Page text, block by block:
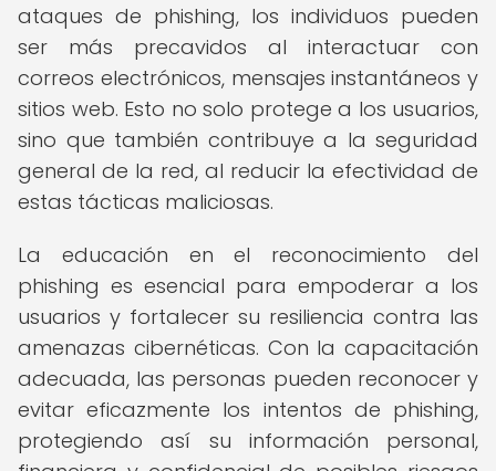
ataques de phishing, los individuos pueden
ser más precavidos al interactuar con
correos electrónicos, mensajes instantáneos y
sitios web. Esto no solo protege a los usuarios,
sino que también contribuye a la seguridad
general de la red, al reducir la efectividad de
estas tácticas maliciosas.
La educación en el reconocimiento del
phishing es esencial para empoderar a los
usuarios y fortalecer su resiliencia contra las
amenazas cibernéticas. Con la capacitación
adecuada, las personas pueden reconocer y
evitar eficazmente los intentos de phishing,
protegiendo así su información personal,